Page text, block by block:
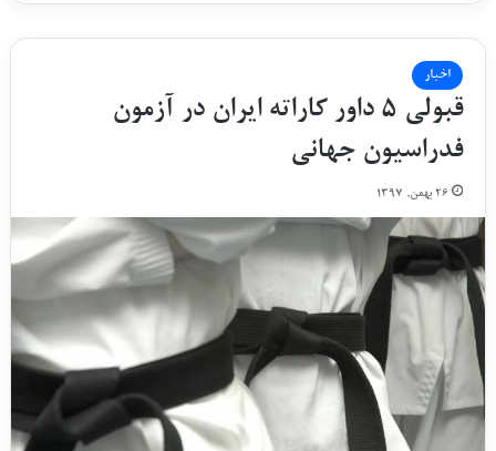
اخبار
ﻗﺒﻮﻟﯽ ۵ ﺩﺍﻭﺭ ﮐﺎﺭﺍﺗﻪ ﺍﯾﺮﺍﻥ ﺩﺭ ﺁﺯﻣﻮﻥ
ﻓﺪﺭﺍﺳﯿﻮﻥ ﺟﻬﺎﻧﯽ
۲۶ بهمن, ۱۳۹۷